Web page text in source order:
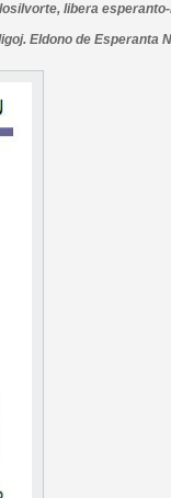
libera
Eldono de Esperanta